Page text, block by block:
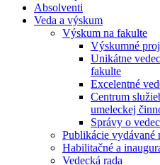
Absolventi
Veda a výskum
Výskum na fakulte
Výskumné
Unikátne
fakulte
Excelentné
Centrum
umeleckej
Správy o
Publikácie vydávané
Habilitačné a
Vedecká rada